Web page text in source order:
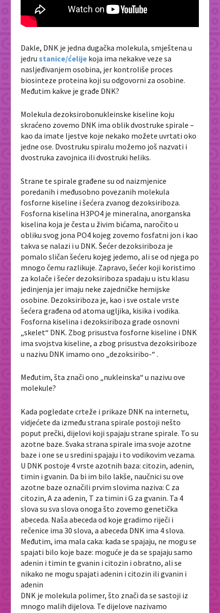
Dakle, DNK je jedna dugačka molekula, smještena u
jedru stanice/ćelije koja ima nekakve veze sa
nasljeđivanjem osobina, jer kontroliše proces
biosinteze proteina koji su odgovorni za osobine.
Međutim kakve je građe DNK?
Molekula dezoksirobonukleinske kiseline koju
skraćeno zovemo DNK ima oblik dvostruke spirale –
kao da imate ljestve koje nekako možete uvrtati oko
jedne ose. Dvostruku spiralu možemo još nazvati i
dvostruka zavojnica ili dvostruki heliks.
Strane te spirale građene su od naizmjenice
poredanih i međusobno povezanih molekula
fosforne kiseline i šećera zvanog dezoksiriboza.
Fosforna kiselina H3PO4 je mineralna, anorganska
kiselina koja je česta u živim bićama, naročito u
obliku svog jona PO4 kojeg zovemo fosfatni jon i kao
takva se nalazi i u DNK. Šećer dezoksiriboza je
pomalo sličan šećeru kojeg jedemo, ali se od njega po
mnogo čemu razlikuje. Zapravo, šećer koji koristimo
za kolače i šećer dezoksiriboza spadaju u istu klasu
jedinjenja jer imaju neke zajedničke hemijske
osobine. Dezoksiriboza je, kao i sve ostale vrste
šećera građena od atoma ugljika, kisika i vodika.
Fosforna kiselina i dezoksiriboza grade osnovni
„skelet“ DNK. Zbog prisustva fosforne kiseline i DNK
ima svojstva kiseline, a zbog prisustva dezoksiriboze
u nazivu DNK imamo ono „dezoksiribo-“ .
Međutim, šta znači ono „nukleinska“ u nazivu ove
molekule?
Kada pogledate crteže i prikaze DNK na internetu,
vidjećete da između strana spirale postoji nešto
poput prečki, dijelovi koji spajaju strane spirale. To su
azotne baze. Svaka strana spirale ima svoje azotne
baze i one se u sredini spajaju i to vodikovim vezama.
U DNK postoje 4 vrste azotnih baza: citozin, adenin,
timin i gvanin. Da bi im bilo lakše, naučnici su ove
azotne baze označili prvim slovima naziva: C za
citozin, A za adenin, T za timin i G za gvanin. Ta 4
slova su sva slova onoga što zovemo genetička
abeceda. Naša abeceda od koje gradimo riječi i
rečenice ima 30 slova, a abeceda DNK ima 4 slova.
Međutim, ima mala caka: kada se spajaju, ne mogu se
spajati bilo koje baze: moguće je da se spajaju samo
adenin i timin te gvanin i citozin i obratno, ali se
nikako ne mogu spajati adenin i citozin ili gvanin i
adenin
DNK je molekula polimer, što znači da se sastoji iz
mnogo malih dijelova. Te dijelove nazivamo